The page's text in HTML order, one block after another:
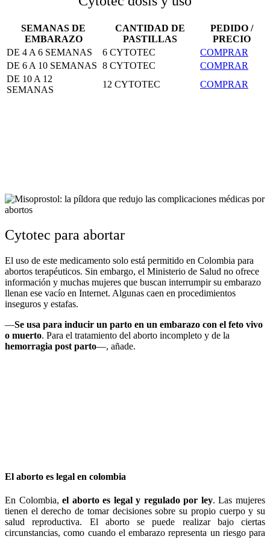
SEMANAS DE
EMBARAZO
CANTIDAD DE
PASTILLAS
PEDIDO /
PRECIO
DE 4 A 6 SEMANAS
6 CYTOTEC
COMPRAR
DE 6 A 10 SEMANAS 8 CYTOTEC
COMPRAR
DE 10 A 12
SEMANAS
12 CYTOTEC COMPRAR
Cytotec para abortar
El uso de este medicamento solo está permitido en Colombia para
abortos terapéuticos. Sin embargo, el Ministerio de Salud no ofrece
información y muchas mujeres que buscan interrumpir su embarazo
llenan ese vacío en Internet. Algunas caen en procedimientos
inseguros y estafas.
—Se usa para inducir un parto en un embarazo con el feto vivo
o muerto. Para el tratamiento del aborto incompleto y de la
hemorragia post parto—, añade.
El aborto es legal en colombia
En Colombia,el aborto es legal y regulado por ley. Las mujeres
tienen el derecho de tomar decisiones sobre su propio cuerpo y su
salud reproductiva. El aborto se puede realizar bajo ciertas
circunstancias, como cuando el embarazo representa un riesgo para